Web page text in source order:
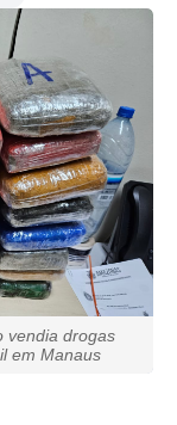
vendia drogas
em Manaus